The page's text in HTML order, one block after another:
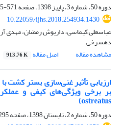
دوره 50، شماره 3، پاییز 1398، صفحه
571-585
10.22059/ijhs.2018.254934.1430
عباسعلی کیماسی، داریوش رمضان، مهدی
دهسرخی
مشاهده مقاله
اصل مقاله 913.76 K
ارزیابی تأثیر غنی‌سازی بستر کشت
ostreatus)
دوره 50، شماره 2، تابستان 1398، صفحه
310